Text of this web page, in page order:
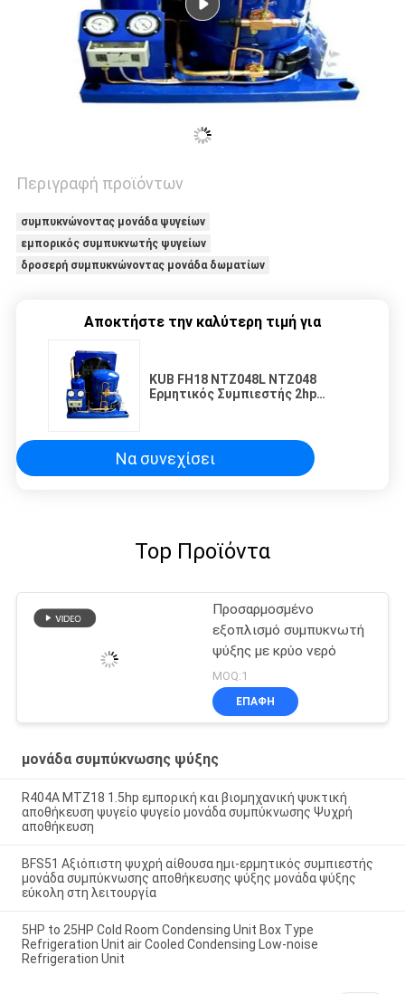
Περιγραφή προϊόντων
συμπυκνώνοντας μονάδα ψυγείων
εμπορικός συμπυκνωτής ψυγείων
δροσερή συμπυκνώνοντας μονάδα δωματίων
Αποκτήστε την καλύτερη τιμή για
KUB FH18 NTZ048L NTZ048
Ερμητικός Συμπιεστής 2hp
Να συνεχίσει
Top Προϊόντα
Προσαρμοσμένο
εξοπλισμό συμπυκνωτή
ψύξης με κρύο νερό
MOQ:1
ΕΠΑΦΉ
μονάδα συμπύκνωσης ψύξης
R404A MTZ18 1.5hp εμπορική και βιομηχανική ψυκτική
αποθήκευση ψυγείο ψυγείο μονάδα συμπύκνωσης Ψυχρή
αποθήκευση
BFS51 Αξιόπιστη ψυχρή αίθουσα ημι-ερμητικός συμπιεστής
μονάδα συμπύκνωσης αποθήκευσης ψύξης μονάδα ψύξης
εύκολη στη λειτουργία
5HP to 25HP Cold Room Condensing Unit Box Type
Refrigeration Unit air Cooled Condensing Low-noise
Refrigeration Unit